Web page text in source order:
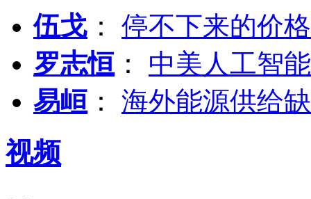
伍戈 ： 停不下来的价
罗志恒 ： 中美人工智
易峘 ： 海外能源供给
视频